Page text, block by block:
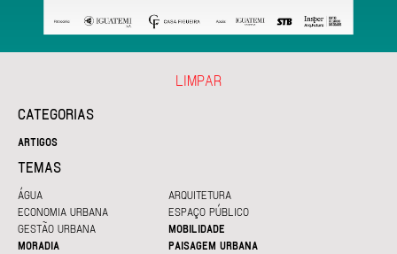
CATEGORIAS
ARTIGOS
TEMAS
ÁGUA
ARQUITETURA
ECONOMIA URBANA
ESPAÇO PÚBLICO
GESTÃO URBANA
MOBILIDADE
MORADIA
PAISAGEM URBANA
LIMPAR